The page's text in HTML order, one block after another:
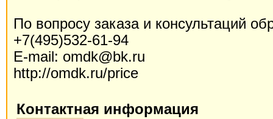
По вопросу заказа и консультаций
+7(495)532-61-94
E-mail: omdk@bk.ru
http://omdk.ru/price
Контактная информация